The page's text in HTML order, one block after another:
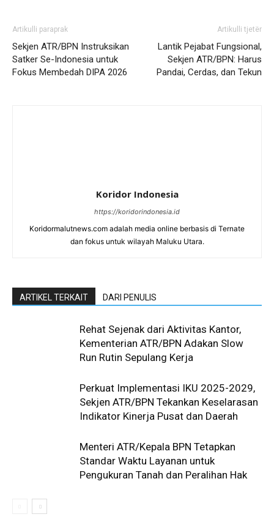
Artikulli paraprak
Sekjen ATR/BPN Instruksikan
Satker Se-Indonesia untuk
Fokus Membedah DIPA 2026 ‎
Artikulli tjetër
Lantik Pejabat Fungsional,
Sekjen ATR/BPN: Harus
Pandai, Cerdas, dan Tekun
Koridor Indonesia
https://koridorindonesia.id
Koridormalutnews.com adalah media online berbasis di Ternate
dan fokus untuk wilayah Maluku Utara.
ARTIKEL TERKAIT DARI PENULIS
Rehat Sejenak dari Aktivitas Kantor,
Kementerian ATR/BPN Adakan Slow
Run Rutin Sepulang Kerja ‎
Perkuat Implementasi IKU 2025-2029,
Sekjen ATR/BPN Tekankan Keselarasan
Indikator Kinerja Pusat dan Daerah
Menteri ATR/Kepala BPN Tetapkan
Standar Waktu Layanan untuk
Pengukuran Tanah dan Peralihan Hak